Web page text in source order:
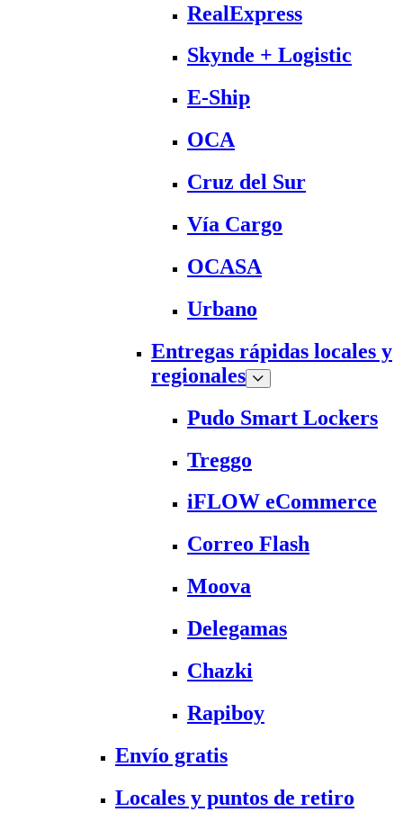
RealExpress
Skynde + Logistic
E-Ship
OCA
Cruz del Sur
Vía Cargo
OCASA
Urbano
Entregas rápidas locales y
regionales
Pudo Smart Lockers
Treggo
iFLOW eCommerce
Correo Flash
Moova
Delegamas
Chazki
Rapiboy
Envío gratis
Locales y puntos de retiro